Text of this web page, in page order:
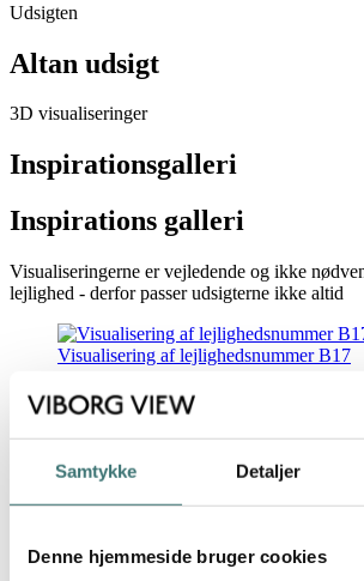
Samtykke Detaljer
Denne hjemmeside bruger cookies
Udsigten
Altan udsigt
3D visualiseringer
Inspirationsgalleri
Inspirations galleri
Visualiseringerne er vejledende og ikke
lejlighed - derfor passer udsigterne ikke altid
Visualisering af lejlighedsnummer B17
Visualisering af lejlighedsnummer B17
Visualisering af lejlighedsnummer B17